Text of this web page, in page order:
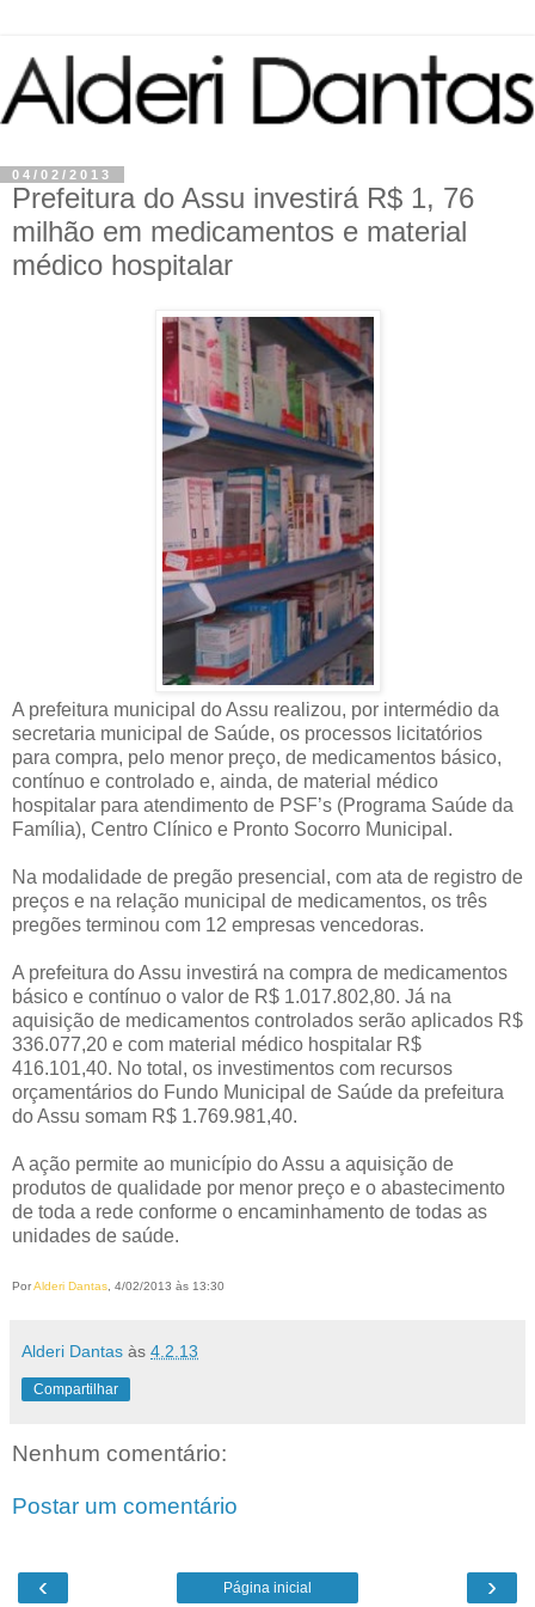
04/02/2013
Prefeitura do Assu investirá R$ 1, 76
milhão em medicamentos e material
médico hospitalar
A prefeitura municipal do Assu realizou, por intermédio da
secretaria municipal de Saúde, os processos licitatórios
para compra, pelo menor preço, de medicamentos básico,
contínuo e controlado e, ainda, de material médico
hospitalar para atendimento de PSF’s (Programa Saúde da
Família), Centro Clínico e Pronto Socorro Municipal.
Na modalidade de pregão presencial, com ata de registro de
preços e na relação municipal de medicamentos, os três
pregões terminou com 12 empresas vencedoras.
A prefeitura do Assu investirá na compra de medicamentos
básico e contínuo o valor de R$ 1.017.802,80. Já na
aquisição de medicamentos controlados serão aplicados R$
336.077,20 e com material médico hospitalar R$
416.101,40. No total, os investimentos com recursos
orçamentários do Fundo Municipal de Saúde da prefeitura
do Assu somam R$ 1.769.981,40.
A ação permite ao município do Assu a aquisição de
produtos de qualidade por menor preço e o abastecimento
de toda a rede conforme o encaminhamento de todas as
unidades de saúde.
PorAlderi Dantas, 4/02/2013 às 13:30
Alderi Dantas às 4.2.13
Compartilhar
Nenhum comentário:
Postar um comentário
‹ ›
Página inicial